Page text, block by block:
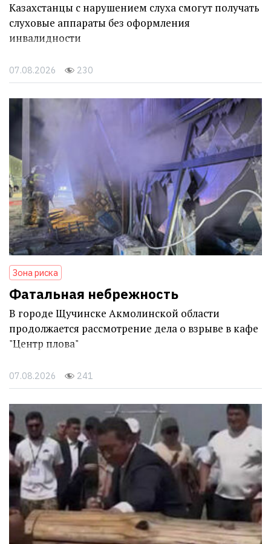
Казахстанцы с нарушением слуха смогут получать
слуховые аппараты без оформления
инвалидности
07.08.2026 230
Зона риска
Фатальная небрежность
В городе Щучинске Акмолинской области
продолжается рассмотрение дела о взрыве в кафе
"Центр плова"
07.08.2026 241